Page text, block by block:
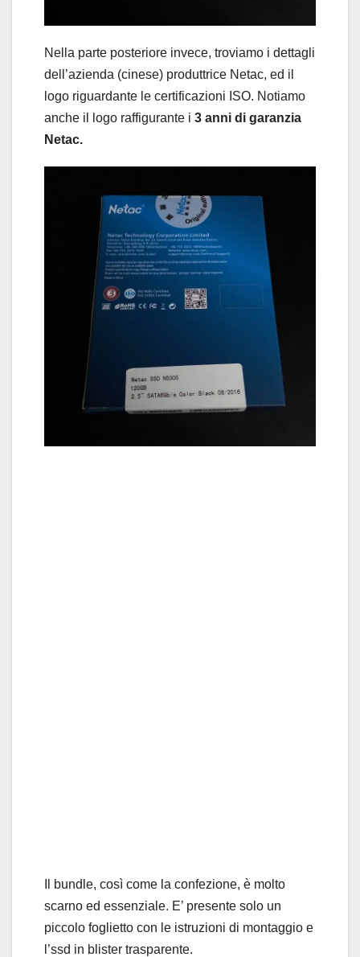
Nella parte posteriore invece, troviamo i dettagli
dell’azienda (cinese) produttrice Netac, ed il
logo riguardante le certificazioni ISO. Notiamo
anche il logo raffigurante i 3 anni di garanzia
Netac.
Il bundle, così come la confezione, è molto
scarno ed essenziale. E’ presente solo un
piccolo foglietto con le istruzioni di montaggio e
l’ssd in blister trasparente.